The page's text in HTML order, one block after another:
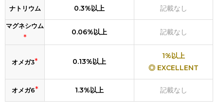
ナトリウム 0.3%以上 記載なし
マグネシウム
*
0.06%以上 記載なし
オメガ3* 0.13%以上
1%以上
◎ EXCELLENT
オメガ6* 1.3%以上 記載なし